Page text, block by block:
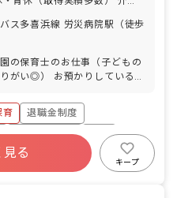
ス多喜浜線 労災病院駅（徒歩
の保育士のお仕事（子どもの
がい◎） お預かりしている子
・排泄・清潔・衣類の着脱等
を通じた社会性の装着 ・行事
行、お知らせの作成
育
退職金制度
社会保険完備
有給
昇進あり
産休育休制度
見る
キープ